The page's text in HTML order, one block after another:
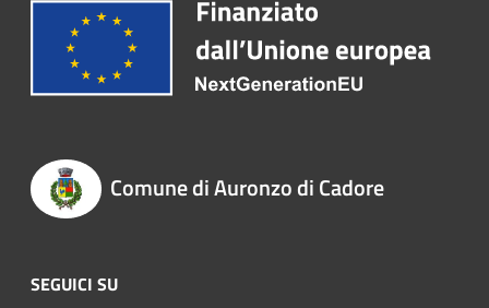
Comune di Auronzo di Cadore
SEGUICI SU